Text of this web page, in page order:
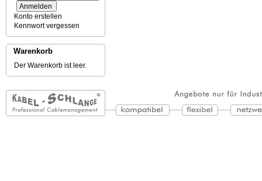
Konto erstellen
Kennwort vergessen
Warenkorb
Der Warenkorb ist leer.